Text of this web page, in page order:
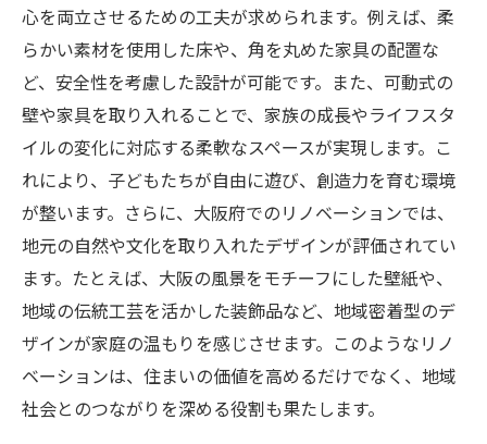
心を両立させるための工夫が求められます。例えば、柔
らかい素材を使用した床や、角を丸めた家具の配置な
ど、安全性を考慮した設計が可能です。また、可動式の
壁や家具を取り入れることで、家族の成長やライフスタ
イルの変化に対応する柔軟なスペースが実現します。こ
れにより、子どもたちが自由に遊び、創造力を育む環境
が整います。さらに、大阪府でのリノベーションでは、
地元の自然や文化を取り入れたデザインが評価されてい
ます。たとえば、大阪の風景をモチーフにした壁紙や、
地域の伝統工芸を活かした装飾品など、地域密着型のデ
ザインが家庭の温もりを感じさせます。このようなリノ
ベーションは、住まいの価値を高めるだけでなく、地域
社会とのつながりを深める役割も果たします。